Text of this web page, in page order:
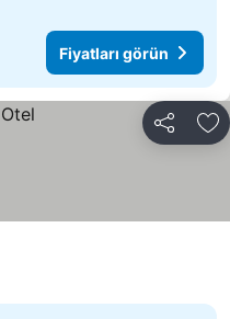
Fiyatları görün
Paylaş